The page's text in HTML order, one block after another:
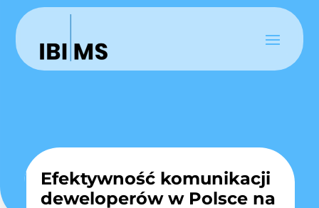
Efektywność komunikacji
deweloperów w Polsce na